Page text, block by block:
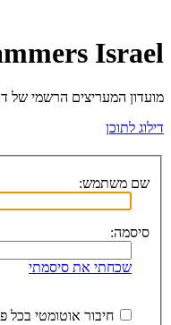
Israel
מועדון המעריצים הרשמי של
דילוג לתוכן
שם משתמש:
סיסמה:
שכחתי את סיסמתי
חיבור אוטומטי